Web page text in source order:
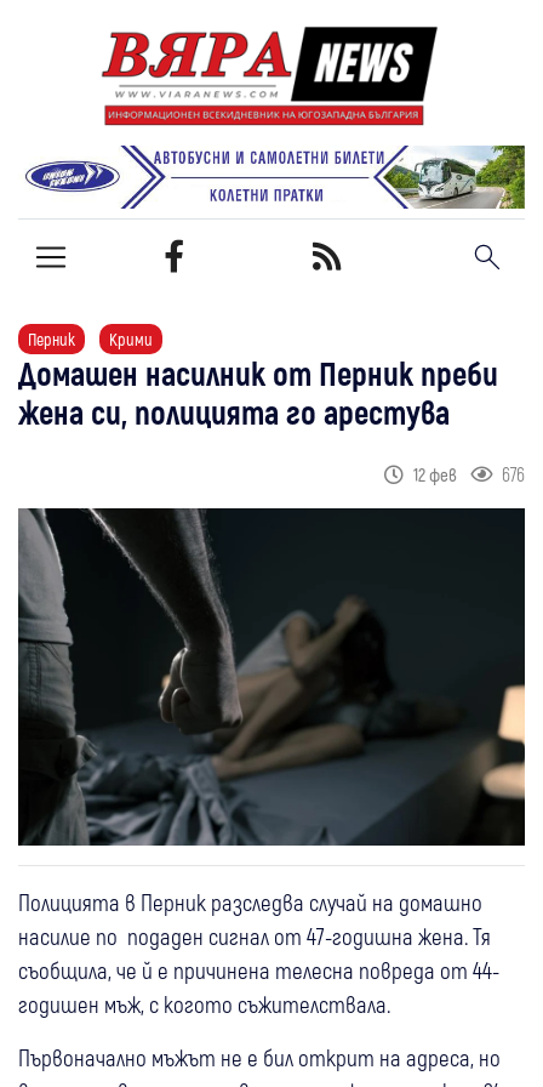
Перник Крими
Домашен насилник от Перник преби
жена си, полицията го арестува
12 фев 676
Полицията в Перник разследва случай на домашно
насилие по подаден сигнал от 47-годишна жена. Тя
съобщила, че й е причинена телесна повреда от 44-
годишен мъж, с когото съжителствала.
Първоначално мъжът не е бил открит на адреса, но